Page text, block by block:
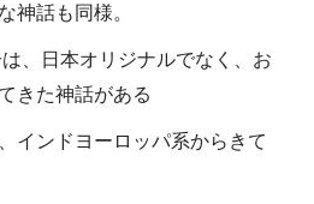
神話も同様。
、日本オリジナルでなく、お
きた神話がある
インドヨーロッパ系からきて